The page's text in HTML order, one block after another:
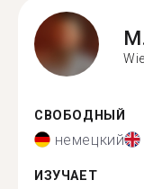
СВОБОДНЫЙ
немецкий
ИЗУЧАЕТ